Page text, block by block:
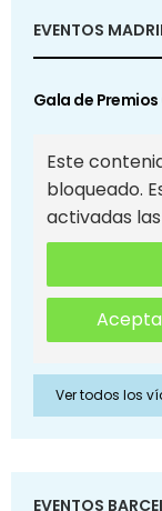
EVENTOS
Gala de
Este
bloqueado.
activadas
Ver todos los
EVENTOS